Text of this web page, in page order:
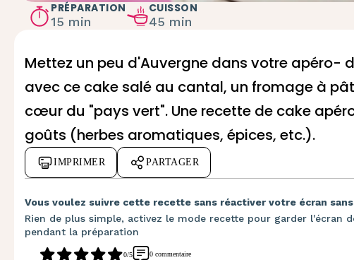
PRÉPARATION
15 min
CUISSON
45 min
Mettez un peu d'Auvergne dans votre apéro-
avec ce cake salé au cantal, un fromage à
cœur du "pays vert". Une recette de cake
goûts (herbes aromatiques, épices, etc.).
IMPRIMER PARTAGER
Vous voulez suivre cette recette sans réactiver votre écran
Rien de plus simple, activez le mode recette pour garder l'écran
pendant la préparation
0/5 0 commentaire